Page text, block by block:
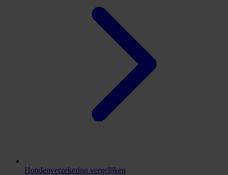
Hondenverzekering vergelijken